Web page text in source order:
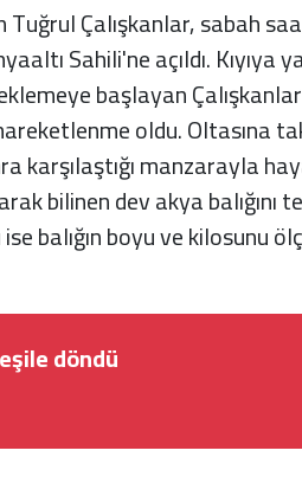
Tuğrul Çalışkanlar, sabah
Sahili'ne açıldı. Kıyıya
başlayan
oldu. Oltasına
karşılaştığı manzarayla
bilinen dev akya balığını
balığın boyu ve kilosunu
döndü